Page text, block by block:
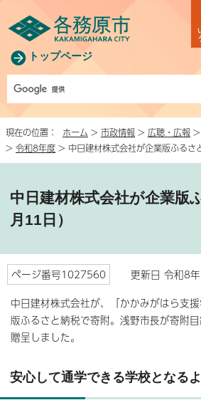
トップページ
現在の位置： ホーム > 市政情報 > 広聴・広報 >
> 令和8年度 > 中日建材株式会社が企業版ふるさ
中日建材株式会社が企業版
月11日）
ページ番号1027560
更新日 令和8
中日建材株式会社が、「かかみがはら支
版ふるさと納税で寄附。浅野市長が寄附
贈呈しました。
安心して通学できる学校となる